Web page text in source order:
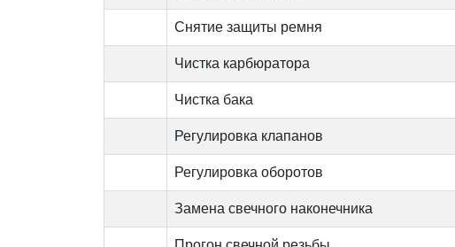
Снятие защиты ремня
Чистка карбюратора
Чистка бака
Регулировка клапанов
Регулировка оборотов
Замена свечного наконечника